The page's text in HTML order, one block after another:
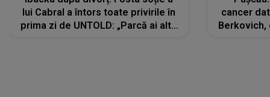
lui Cabral a întors toate privirile în
prima zi de UNTOLD: „Parcă ai altă
cancer
Berkovich,